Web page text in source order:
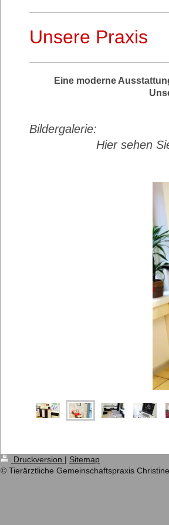
Unsere Praxis
Eine moderne
Hier sehen Sie
Druckversion | Sitemap
© Tierärztliche Gemeinschaftspraxis